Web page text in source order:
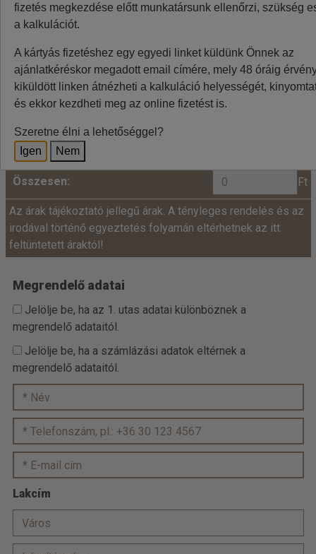
Kalkuláció
szíveskedjenek!
Ár:
+Felnőtt:
Összesen: Ft
Az árak tájékoztató jellegű árak. A tényleges rendelés és az
irodával történő egyeztetés folyamán eltérhetnek az itt
feltüntetett áraktól!
Megrendelő adatai
Jelölje be, ha az 1. utas adatai különböznek a
megrendelő adataitól.
Jelölje be, ha a számlázási adatok eltérnek a
megrendelő adataitól.
Lakcím
fizetés megkezdése előtt munkatársunk ellenőrzi, szükség
a kalkulációt.
A kártyás fizetéshez egy egyedi linket küldünk Önnek az
ajánlatkéréskor megadott email címére, mely 48 óráig
kiküldött linken átnézheti a kalkuláció helyességét,
és ekkor kezdheti meg az online fizetést is.
Szeretne élni a lehetőséggel?
Igen
Nem